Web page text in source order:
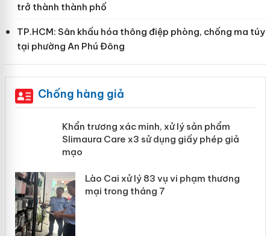
trở thành thành phố
TP.HCM: Sân khấu hóa thông điệp phòng, chống ma túy
tại phường An Phú Đông
Chống hàng giả
Khẩn trương xác minh, xử lý sản phẩm
Slimaura Care x3 sử dụng giấy phép